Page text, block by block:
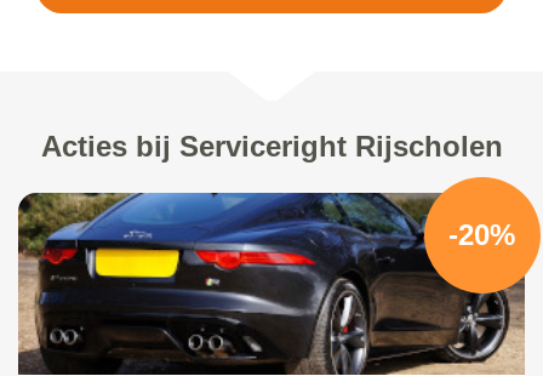
Acties bij Serviceright Rijscholen
-20%